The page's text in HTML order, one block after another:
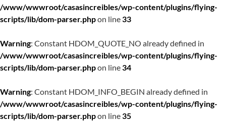
/www/wwwroot/casasincreibles/wp-content/plugins/flying-
scripts/lib/dom-parser.phpon line33
Warning: Constant HDOM_QUOTE_NO already defined in
/www/wwwroot/casasincreibles/wp-content/plugins/flying-
scripts/lib/dom-parser.phpon line34
Warning: Constant HDOM_INFO_BEGIN already defined in
/www/wwwroot/casasincreibles/wp-content/plugins/flying-
scripts/lib/dom-parser.phpon line35